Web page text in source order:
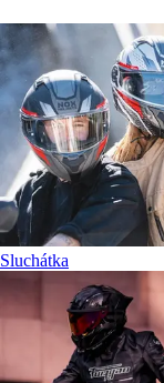
Sluchátka